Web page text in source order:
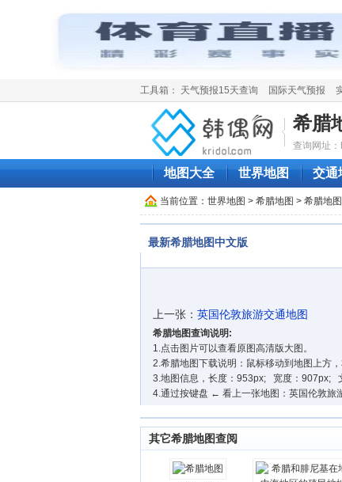
工具箱： 天气预报15天查询 国际天气预报
希腊
查询网址
地图大全 世界地图 交通
当前位置： 世界地图 > 希腊地图 > 希腊地图
最新希腊地图中文版
上一张： 英国伦敦旅游交通地图
希腊地图查询说明:
1.点击图片可以查看原图高清版大图。
2.希腊地图下载说明：鼠标移动到地图上方
3.地图信息，长度：953px; 宽度：907px;
4.通过按键盘 ← 看上一张地图：英国伦敦旅
其它希腊地图查阅